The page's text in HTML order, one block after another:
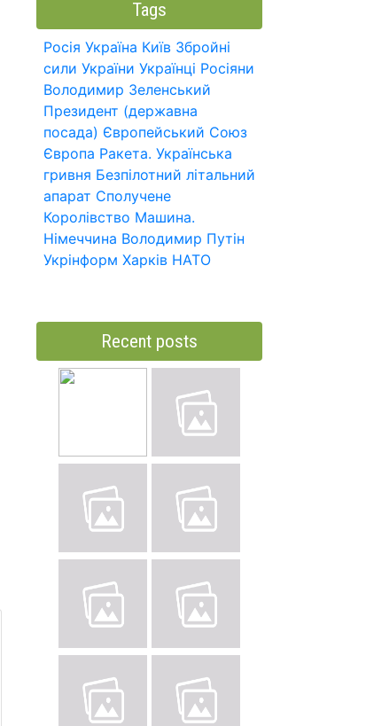
Tags
Росія Україна Київ Збройні
сили України Українці Росіяни
Володимир Зеленський
Президент (державна
посада) Європейський Союз
Європа Ракета. Українська
гривня Безпілотний літальний
апарат Сполучене
Королівство Машина.
Німеччина Володимир Путін
Укрінформ Харків НАТО
Recent posts